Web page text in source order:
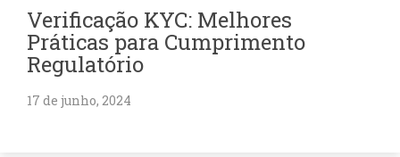
Verificação KYC: Melhores
Práticas para Cumprimento
Regulatório
17 de junho, 2024